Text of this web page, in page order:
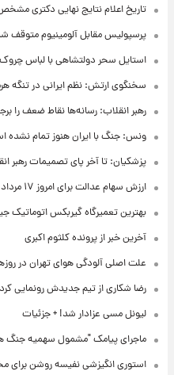
تاریخ اعلام نتایج نهایی دکتری
پرسپولیس مقابل آلومینیوم متوقف
استایل سحر دولتشاهی با لباس
سخنگوی ارتش: نظم ایرانی در تنگه
رهبر انقلاب: رسانه‌ها نقاط ضعف را
ونس: جنگ با ایران هنوز تمام نشده
پزشکیان: تا آخر پای تصمیمات رهبر
ارزش سهام عدالت برای امروز ۱۷ مرداد ۱۴۰۵ + جدول
بهترین تعمیرگاه گیربکس اتوماتیک
آخرین خبر از پرونده کلثوم اکبری
علت اصلی آلودگی هوای تهران در
رضا شکاری از تیم جدیدش رونمایی کرد
لیونل مسی عزادار شد! + جزئیات
ماجرای پیامک "مشمول سهمیه جنگ
استوری انگیزشی نفیسه روشن برای